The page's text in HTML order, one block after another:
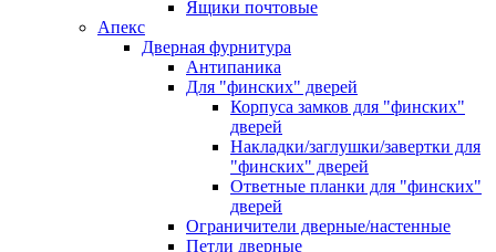
Ящики почтовые
Апекс
Дверная фурнитура
Антипаника
Для "финских" дверей
Корпуса замков для "финских"
дверей
Накладки/заглушки/завертки для
"финских" дверей
Ответные планки для "финских"
дверей
Ограничители дверные/настенные
Петли дверные